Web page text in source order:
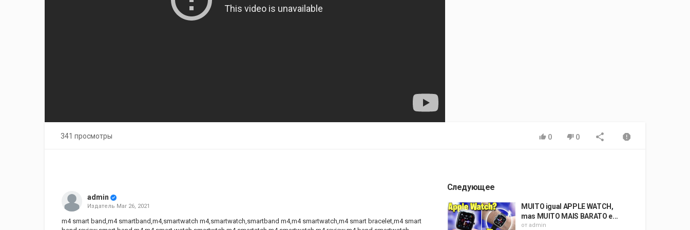
341 просмотры 0 0
admin
Издатель Mar 26, 2021
m4 smart band,m4 smartband,m4,smartwatch m4,smartwatch,smartband m4,m4 smartwatch,m4 smart bracelet,m4 smart
Следующее
MUITO igual APPLE WATCH,
mas MUITO MAIS BARATO e...
от admin